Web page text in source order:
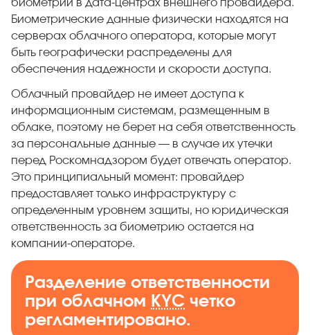
биометрии в дата-центрах внешнего провайдера.
Биометрические данные физически находятся на
серверах облачного оператора, которые могут
быть географически распределены для
обеспечения надежности и скорости доступа.
Облачный провайдер не имеет доступа к
информационным системам, размещенным в
облаке, поэтому не берет на себя ответственность
за персональные данные — в случае их утечки
перед Роскомнадзором будет отвечать оператор.
Это принципиальный момент: провайдер
предоставляет только инфраструктуру с
определенным уровнем защиты, но юридическая
ответственность за биометрию остается на
компании-операторе.
Разделение ответственности
при облачном KYC четко
регламентировано.